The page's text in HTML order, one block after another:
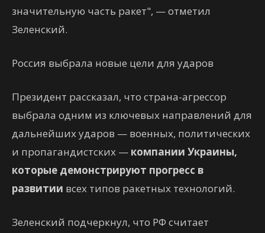
значительную часть ракет", — отметил
Зеленский.
Россия выбрала новые цели для ударов
Президент рассказал, что страна-агрессор
выбрала одним из ключевых направлений для
дальнейших ударов — военных, политических
и пропагандистских — компании Украины,
которые демонстрируют прогресс в
развитии всех типов ракетных технологий.
Зеленский подчеркнул, что РФ считает